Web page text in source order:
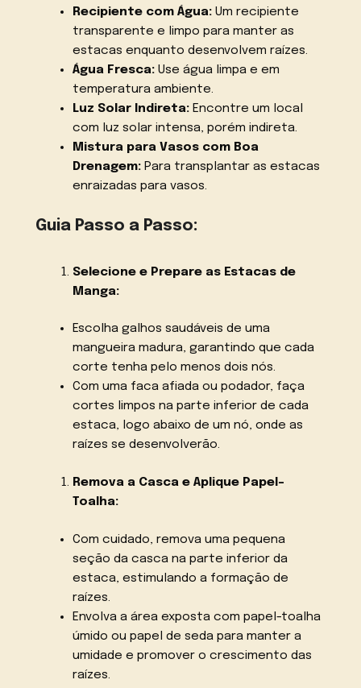
Recipiente com Água:Um recipiente
transparente e limpo para manter as
estacas enquanto desenvolvem raízes.
Água Fresca:Use água limpa e em
temperatura ambiente.
Luz Solar Indireta:Encontre um local
com luz solar intensa, porém indireta.
Mistura para Vasos com Boa
Drenagem:Para transplantar as estacas
enraizadas para vasos.
Guia Passo a Passo:
Selecione e Prepare as Estacas de
Manga:
Escolha galhos saudáveis de uma
mangueira madura, garantindo que cada
corte tenha pelo menos dois nós.
Com uma faca afiada ou podador, faça
cortes limpos na parte inferior de cada
estaca, logo abaixo de um nó, onde as
raízes se desenvolverão.
Remova a Casca e Aplique Papel-
Toalha:
Com cuidado, remova uma pequena
seção da casca na parte inferior da
estaca, estimulando a formação de
raízes.
Envolva a área exposta com papel-toalha
úmido ou papel de seda para manter a
umidade e promover o crescimento das
raízes.